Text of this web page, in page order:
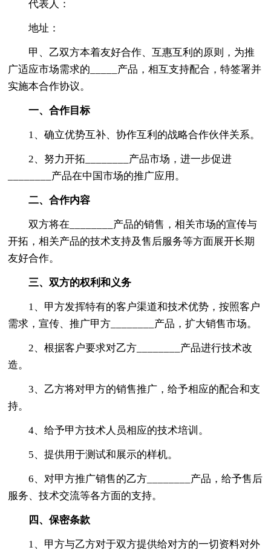
代表人：
地址：
甲、乙双方本着友好合作、互惠互利的原则，为推
广适应市场需求的_____产品，相互支持配合，特签署并
实施本合作协议。
一、合作目标
1、确立优势互补、协作互利的战略合作伙伴关系。
2、努力开拓________产品市场，进一步促进
________产品在中国市场的推广应用。
二、合作内容
双方将在________产品的销售，相关市场的宣传与
开拓，相关产品的技术支持及售后服务等方面展开长期
友好合作。
三、双方的权利和义务
1、甲方发挥特有的客户渠道和技术优势，按照客户
需求，宣传、推广甲方________产品，扩大销售市场。
2、根据客户要求对乙方________产品进行技术改
造。
3、乙方将对甲方的销售推广，给予相应的配合和支
持。
4、给予甲方技术人员相应的技术培训。
5、提供用于测试和展示的样机。
6、对甲方推广销售的乙方________产品，给予售后
服务、技术交流等各方面的支持。
四、保密条款
1、甲方与乙方对于双方提供给对方的一切资料对外